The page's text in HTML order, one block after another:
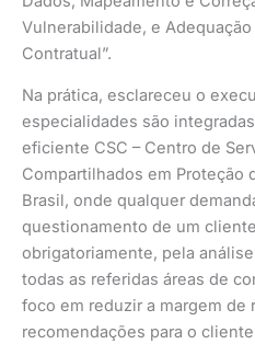
Vulnerabilidade, e Adequação
Contratual”.
Na prática, esclareceu o
especialidades são
eficiente CSC – Centro de
Compartilhados em Proteção
Brasil, onde qualquer
questionamento de um
obrigatoriamente, pela
todas as referidas áreas de
foco em reduzir a margem de
recomendações para o